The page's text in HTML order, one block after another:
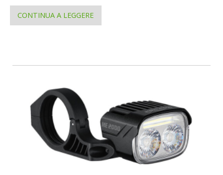
CONTINUA A LEGGERE